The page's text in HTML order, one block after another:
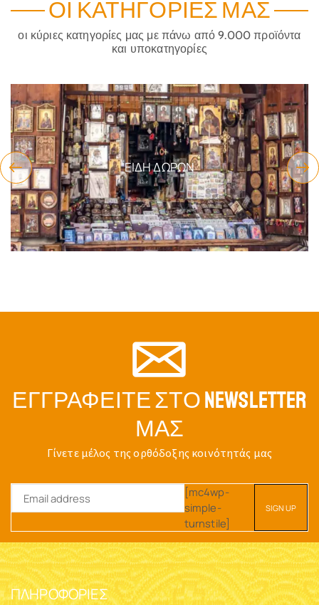
ΟΙ ΚΑΤΗΓΟΡΊΕΣ ΜΑΣ
οι κύριες κατηγορίες μας με πάνω από 9.000 προϊόντα
και υποκατηγορίες
ΕΊΔΗ ΔΏΡΩΝ
ΕΓΓΡΑΦΕΊΤΕ ΣΤΟ NEWSLETTER
ΜΑΣ
Γίνετε μέλος της ορθόδοξης κοινότητάς μας
[mc4wp-
simple-
turnstile]
ΠΛΗΡΟΦΟΡΊΕΣ